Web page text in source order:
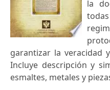
la
garantizar la veracidad
Incluye descripción y
esmaltes, metales y